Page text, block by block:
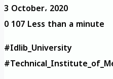
3 October، 2020
0107Less than a minute
#Idlib_University